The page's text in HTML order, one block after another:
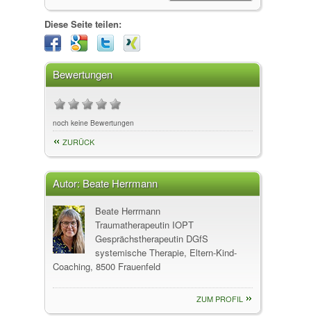
Diese Seite teilen:
Bewertungen
noch keine Bewertungen
ZURÜCK
Autor:Beate Herrmann
Beate Herrmann
Traumatherapeutin IOPT
Gesprächstherapeutin DGfS
systemische Therapie, Eltern-Kind-
Coaching, 8500 Frauenfeld
ZUM PROFIL